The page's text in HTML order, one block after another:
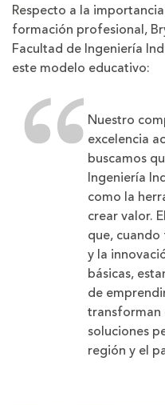
Respecto a la
formación profesional,
Facultad de Ingeniería
este modelo educativo:
Nuestro
excelencia
buscamos
Ingeniería
como la
crear valor.
que,
y la
básicas,
de
transforman
soluciones
región y el